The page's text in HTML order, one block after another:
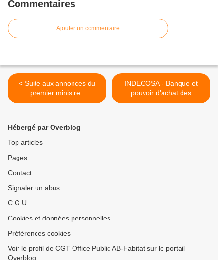
Commentaires
Ajouter un commentaire
< Suite aux annonces du
premier ministre :
communiqué intersyndical
INDECOSA - Banque et
pouvoir d'achat des
consommateurs et des
Hébergé par Overblog
Top articles
Pages
Contact
Signaler un abus
C.G.U.
Cookies et données personnelles
Préférences cookies
Voir le profil de CGT Office Public AB-Habitat sur le portail
Overblog